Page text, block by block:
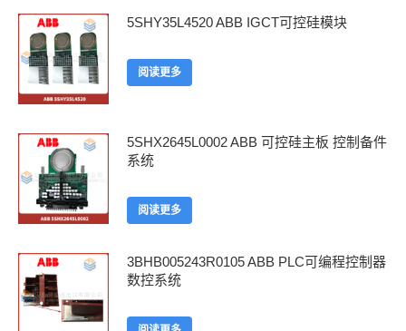
5SHY35L4520 ABB IGCT可控硅模块
阅读更多
5SHX2645L0002 ABB 可控硅主板 控制备件
系统
阅读更多
3BHB005243R0105 ABB PLC可编程控制器
数控系统